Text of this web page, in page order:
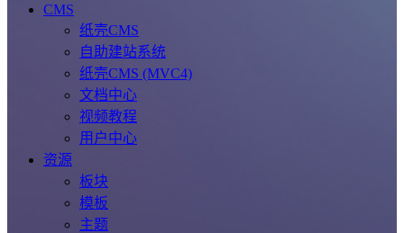
CMS
纸壳CMS
自助建站系统
纸壳CMS (MVC4)
文档中心
视频教程
用户中心
资源
板块
模板
主题